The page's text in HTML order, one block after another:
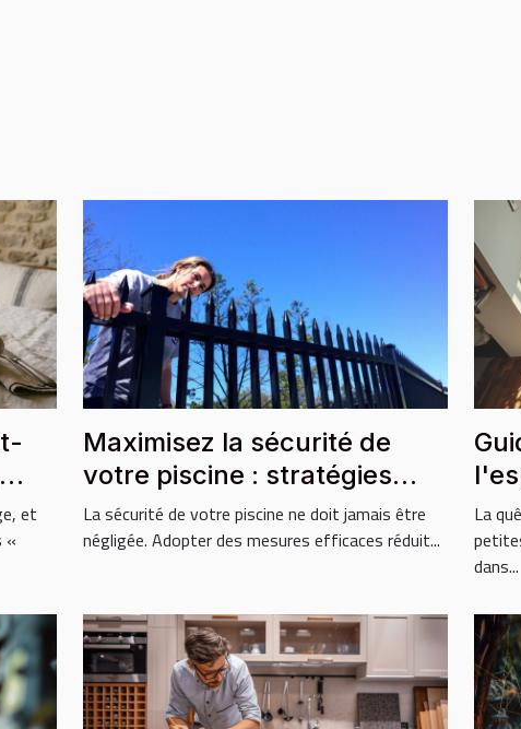
et
«
Maximisez la sécurité de
votre piscine : stratégies
essentielles ?
La sécurité de votre piscine ne doit jamais être
négligée. Adopter des mesures efficaces réduit...
La
dans...